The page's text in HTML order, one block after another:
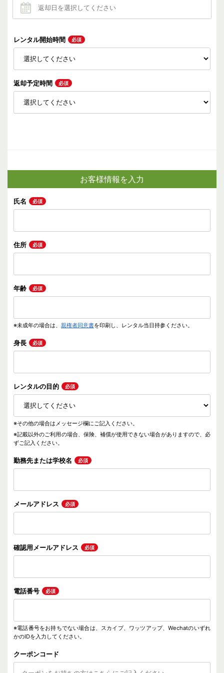
レンタル開始時間 必須
返却予定時間 必須
お客様情報を入力
氏名 必須
住所 必須
年齢 必須
※未成年の場合は、 親権者同意書を印刷し、レンタル当日持参ください。
身長 必須
レンタルの目的 必須
※その他の場合はメッセージ欄にご記入ください。
※記載以外のご利用の場合、保険、補償が使用できない場合がありますので、必
ずご記入ください。
勤務先または学校名 必須
メールアドレス 必須
確認用 メールアドレス 必須
電話番号 必須
※電話番号をお持ちでない場合は、スカイプ、ワッツアップ、Wechatのいずれ
かのIDを入力してください。
クーポンコード